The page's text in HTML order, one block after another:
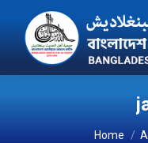
You are
Home